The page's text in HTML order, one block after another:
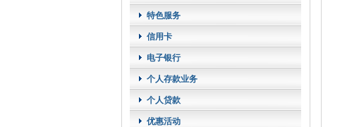
特色服务
信用卡
电子银行
个人存款业务
个人贷款
优惠活动